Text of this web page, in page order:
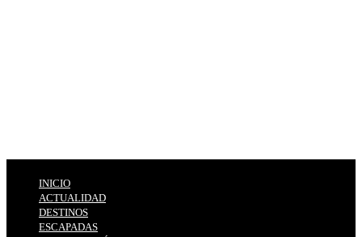
INICIO
ACTUALIDAD
DESTINOS
ESCAPADAS